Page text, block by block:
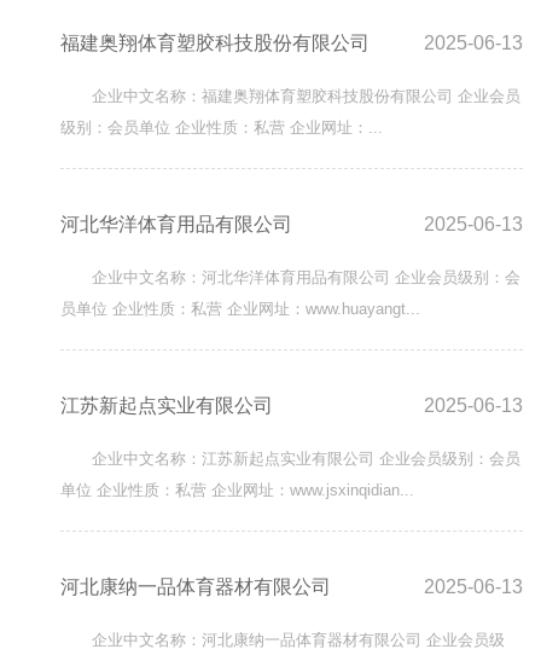
福建奥翔体育塑胶科技股份有限公司 2025-06-13
企业中文名称：福建奥翔体育塑胶科技股份有限公司 企业会员
级别：会员单位 企业性质：私营 企业网址：...
河北华洋体育用品有限公司 2025-06-13
企业中文名称：河北华洋体育用品有限公司 企业会员级别：会
员单位 企业性质：私营 企业网址：www.huayangt...
江苏新起点实业有限公司 2025-06-13
企业中文名称：江苏新起点实业有限公司 企业会员级别：会员
单位 企业性质：私营 企业网址：www.jsxinqidian...
河北康纳一品体育器材有限公司 2025-06-13
企业中文名称：河北康纳一品体育器材有限公司 企业会员级